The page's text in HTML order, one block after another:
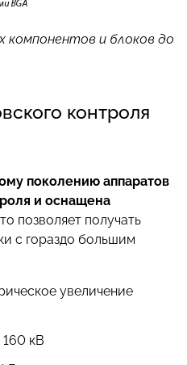
компонентов и блоков до
контроля
поколению аппаратов
и оснащена
позволяет получать
с гораздо большим
увеличение
кВ